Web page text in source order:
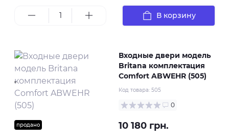
В корзину
продано
Входные двери модель
Britana комплектация
Comfort ABWEHR (505)
Код товара: 505
0
10 180 грн.